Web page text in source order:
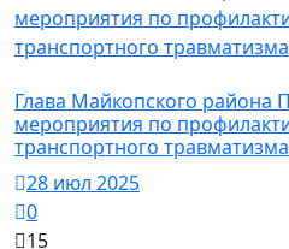
Глава Майкопского района
мероприятия по
транспортного травматизма
28 июл 2025
0
15